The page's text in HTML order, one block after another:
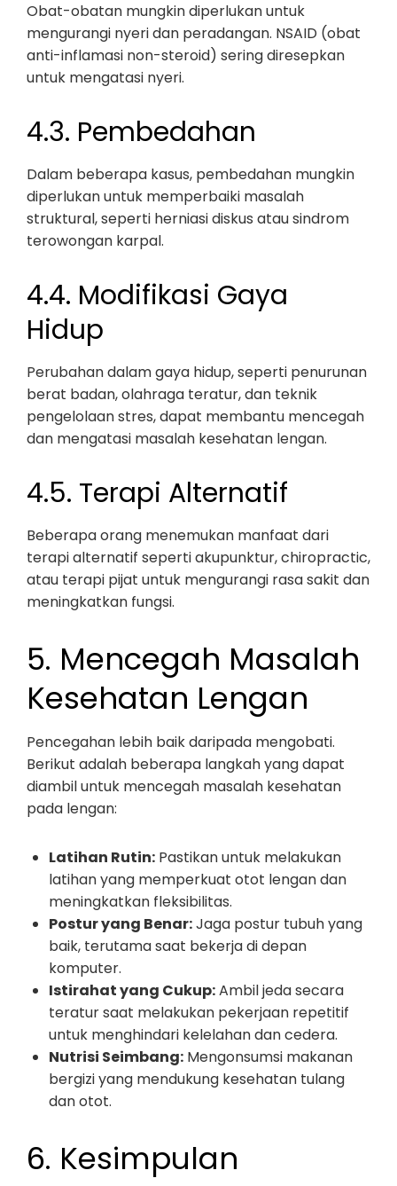
Obat-obatan mungkin diperlukan untuk
mengurangi nyeri dan peradangan. NSAID (obat
anti-inflamasi non-steroid) sering diresepkan
untuk mengatasi nyeri.
4.3. Pembedahan
Dalam beberapa kasus, pembedahan mungkin
diperlukan untuk memperbaiki masalah
struktural, seperti herniasi diskus atau sindrom
terowongan karpal.
4.4. Modifikasi Gaya
Hidup
Perubahan dalam gaya hidup, seperti penurunan
berat badan, olahraga teratur, dan teknik
pengelolaan stres, dapat membantu mencegah
dan mengatasi masalah kesehatan lengan.
4.5. Terapi Alternatif
Beberapa orang menemukan manfaat dari
terapi alternatif seperti akupunktur, chiropractic,
atau terapi pijat untuk mengurangi rasa sakit dan
meningkatkan fungsi.
5. Mencegah Masalah
Kesehatan Lengan
Pencegahan lebih baik daripada mengobati.
Berikut adalah beberapa langkah yang dapat
diambil untuk mencegah masalah kesehatan
pada lengan:
Latihan Rutin: Pastikan untuk melakukan
latihan yang memperkuat otot lengan dan
meningkatkan fleksibilitas.
Postur yang Benar:Jaga postur tubuh yang
baik, terutama saat bekerja di depan
komputer.
Istirahat yang Cukup:Ambil jeda secara
teratur saat melakukan pekerjaan repetitif
untuk menghindari kelelahan dan cedera.
Nutrisi Seimbang: Mengonsumsi makanan
bergizi yang mendukung kesehatan tulang
dan otot.
6. Kesimpulan